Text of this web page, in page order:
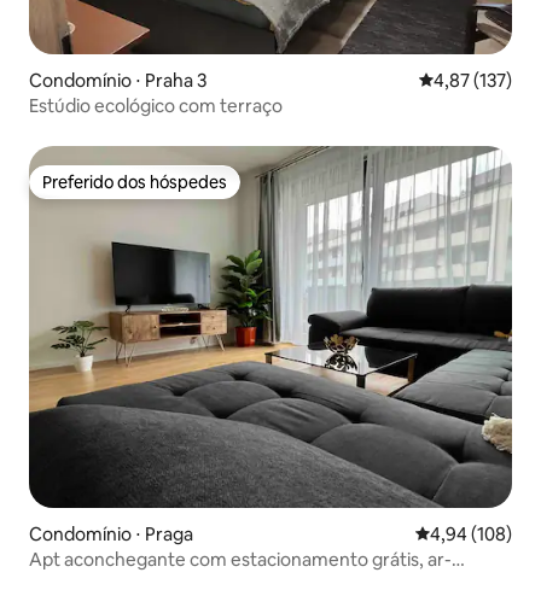
Condomínio ⋅ Praha 3 4,87 de uma
4,87 (137)
Estúdio ecológico com terraço
Preferido dos hóspedes
Preferido dos hóspedes
Condomínio ⋅ Praga 4,94 de uma
4,94 (108)
Apt aconchegante com estacionamento grátis, ar-